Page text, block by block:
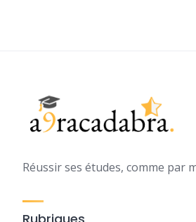
Réussir ses études, comme par